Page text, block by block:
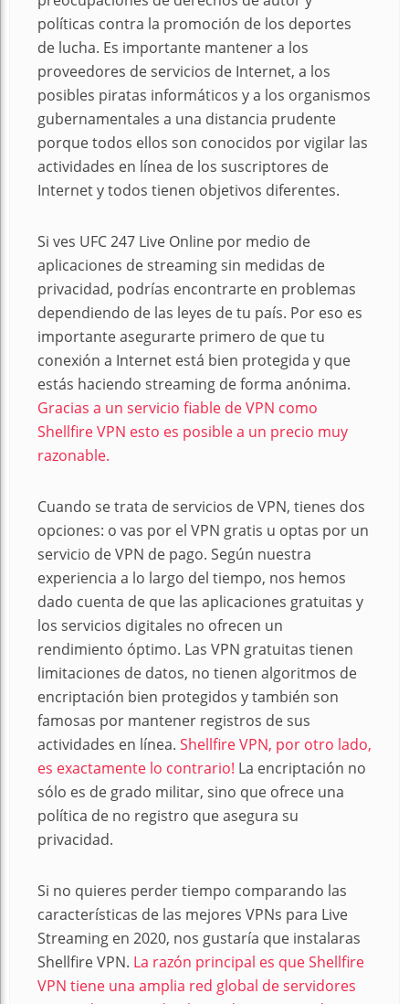
políticas contra la promoción de los deportes
de lucha. Es importante mantener a los
proveedores de servicios de Internet, a los
posibles piratas informáticos y a los organismos
gubernamentales a una distancia prudente
porque todos ellos son conocidos por vigilar las
actividades en línea de los suscriptores de
Internet y todos tienen objetivos diferentes.
Si ves UFC 247 Live Online por medio de
aplicaciones de streaming sin medidas de
privacidad, podrías encontrarte en problemas
dependiendo de las leyes de tu país. Por eso es
importante asegurarte primero de que tu
conexión a Internet está bien protegida y que
estás haciendo streaming de forma anónima.
Gracias a un servicio fiable de VPN como
Shellfire VPN esto es posible a un precio muy
razonable.
Cuando se trata de servicios de VPN, tienes dos
opciones: o vas por el VPN gratis u optas por un
servicio de VPN de pago. Según nuestra
experiencia a lo largo del tiempo, nos hemos
dado cuenta de que las aplicaciones gratuitas y
los servicios digitales no ofrecen un
rendimiento óptimo. Las VPN gratuitas tienen
limitaciones de datos, no tienen algoritmos de
encriptación bien protegidos y también son
famosas por mantener registros de sus
actividades en línea. Shellfire VPN, por otro lado,
es exactamente lo contrario! La encriptación no
sólo es de grado militar, sino que ofrece una
política de no registro que asegura su
privacidad.
Si no quieres perder tiempo comparando las
características de las mejores VPNs para Live
Streaming en 2020, nos gustaría que instalaras
Shellfire VPN. La razón principal es que Shellfire
VPN tiene una amplia red global de servidores